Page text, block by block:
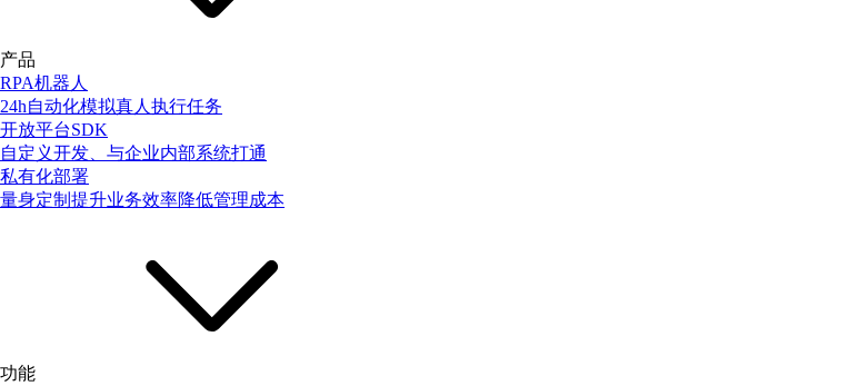
产品
RPA机器人
24h自动化模拟真人执行任务
开放平台SDK
自定义开发、与企业内部系统打通
私有化部署
量身定制提升业务效率降低管理成本
功能